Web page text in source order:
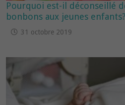
Pourquoi est-il déconseillé
bonbons aux jeunes enfants?
31 octobre 2019